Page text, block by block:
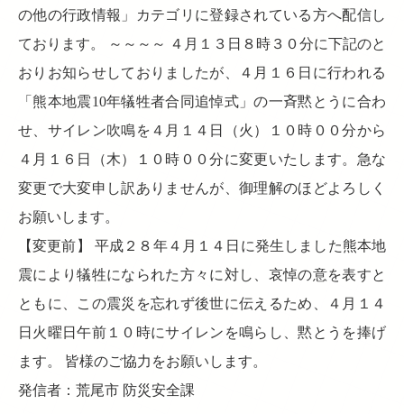
の他の行政情報」カテゴリに登録されている方へ配信し
ております。 ～～～～ ４月１３日８時３０分に下記のと
おりお知らせしておりましたが、４月１６日に行われる
「熊本地震10年犠牲者合同追悼式」の一斉黙とうに合わ
せ、サイレン吹鳴を４月１４日（火）１０時００分から
４月１６日（木）１０時００分に変更いたします。急な
変更で大変申し訳ありませんが、御理解のほどよろしく
お願いします。
【変更前】 平成２８年４月１４日に発生しました熊本地
震により犠牲になられた方々に対し、哀悼の意を表すと
ともに、この震災を忘れず後世に伝えるため、４月１４
日火曜日午前１０時にサイレンを鳴らし、黙とうを捧げ
ます。 皆様のご協力をお願いします。
発信者：荒尾市 防災安全課